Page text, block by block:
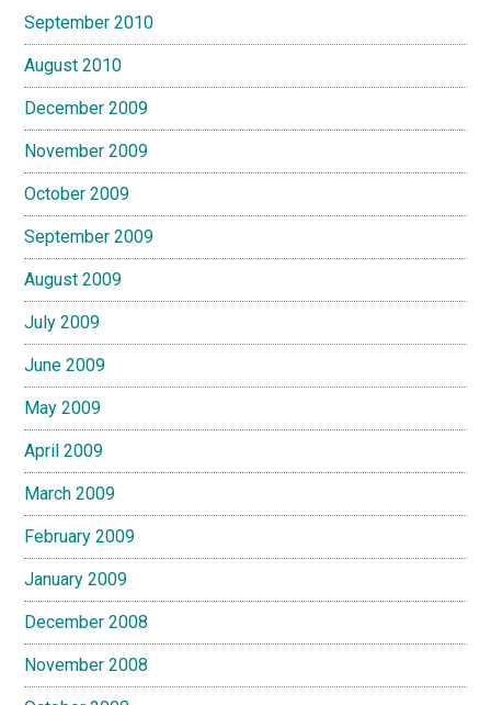
September 2010
August 2010
December 2009
November 2009
October 2009
September 2009
August 2009
July 2009
June 2009
May 2009
April 2009
March 2009
February 2009
January 2009
December 2008
November 2008